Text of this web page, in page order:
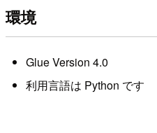
環境
Glue Version 4.0
利用言語は Python です